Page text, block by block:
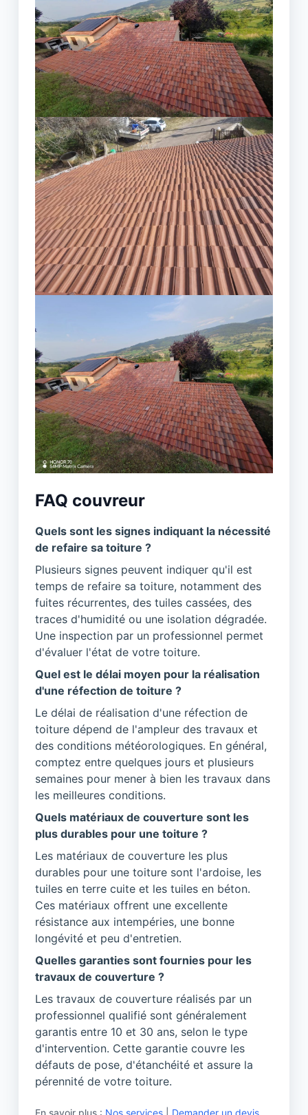
FAQ couvreur
Quels sont les signes indiquant la nécessité
de refaire sa toiture ?
Plusieurs signes peuvent indiquer qu'il est
temps de refaire sa toiture, notamment des
fuites récurrentes, des tuiles cassées, des
traces d'humidité ou une isolation dégradée.
Une inspection par un professionnel permet
d'évaluer l'état de votre toiture.
Quel est le délai moyen pour la réalisation
d'une réfection de toiture ?
Le délai de réalisation d'une réfection de
toiture dépend de l'ampleur des travaux et
des conditions météorologiques. En général,
comptez entre quelques jours et plusieurs
semaines pour mener à bien les travaux dans
les meilleures conditions.
Quels matériaux de couverture sont les
plus durables pour une toiture ?
Les matériaux de couverture les plus
durables pour une toiture sont l'ardoise, les
tuiles en terre cuite et les tuiles en béton.
Ces matériaux offrent une excellente
résistance aux intempéries, une bonne
longévité et peu d'entretien.
Quelles garanties sont fournies pour les
travaux de couverture ?
Les travaux de couverture réalisés par un
professionnel qualifié sont généralement
garantis entre 10 et 30 ans, selon le type
d'intervention. Cette garantie couvre les
défauts de pose, d'étanchéité et assure la
pérennité de votre toiture.
En savoir plus : Nos services Demander un devis